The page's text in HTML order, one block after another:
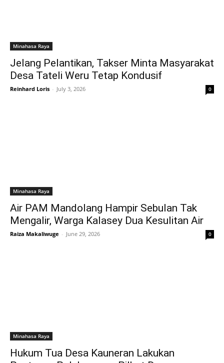
Minahasa Raya
Jelang Pelantikan, Takser Minta Masyarakat
Desa Tateli Weru Tetap Kondusif
Reinhard Loris - July 3, 2026 0
Minahasa Raya
Air PAM Mandolang Hampir Sebulan Tak
Mengalir, Warga Kalasey Dua Kesulitan Air
Raiza Makaliwuge - June 29, 2026 0
Minahasa Raya
Hukum Tua Desa Kauneran Lakukan